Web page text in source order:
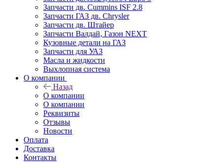
Запчасти дв. Cummins ISF 2.8
Запчасти ГАЗ дв. Chrysler
Запчасти дв. Штайер
Запчасти Валдай, Газон NEXT
Кузовные детали на ГАЗ
Запчасти для УАЗ
Масла и жидкости
Выхлопная система
О компании
Назад
О компании
О компании
Реквизиты
Отзывы
Новости
Оплата
Доставка
Контакты